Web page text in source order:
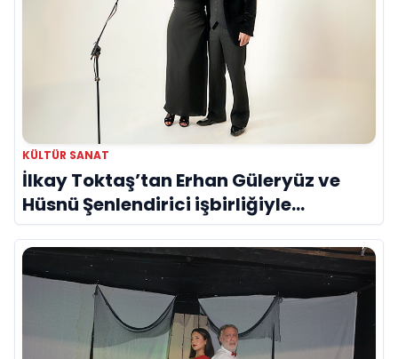
KÜLTÜR SANAT
İlkay Toktaş’tan Erhan Güleryüz ve
Hüsnü Şenlendirici işbirliğiyle
duygusal bir aşk manifestosu: “Deliler
Gibi”